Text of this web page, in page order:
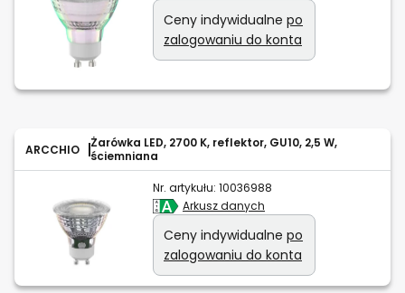
Ceny indywidualne po
zalogowaniu do konta
ARCCHIO
Żarówka LED, 2700 K, reflektor, GU10, 2,5 W,
ściemniana
Nr. artykułu: 10036988
Arkusz danych
Ceny indywidualne po
zalogowaniu do konta